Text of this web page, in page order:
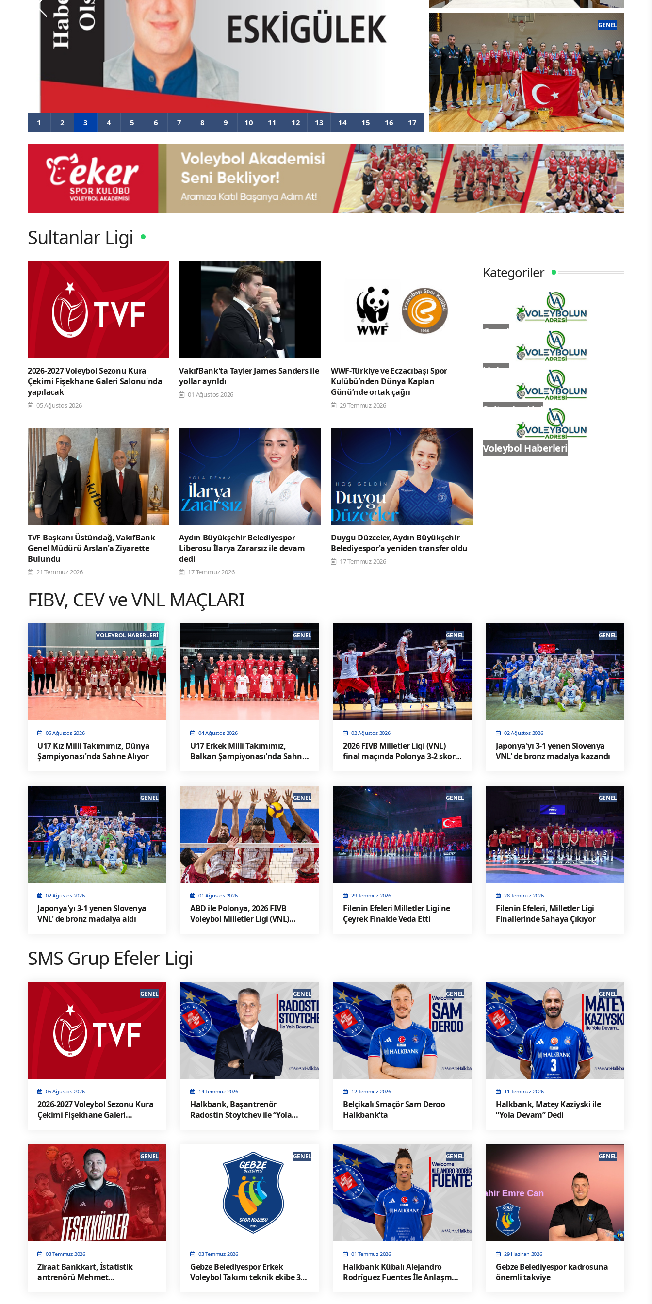
1923’ün Cesareti, 2026’nın Şampiyonluğu U17 Erkek Milli Takımımız, Balkan
VolleyABLE Projesi Ortakları Fermo'da
Bir Araya Geldi
Balkan Şampiyonu!
GENEL
Sultanlar Ligi
2026-2027 Voleybol Sezonu Kura
Çekimi Fişekhane Galeri Salonu'nda
yapılacak
05 Ağustos 2026
VakıfBank'ta Tayler James Sanders ile
yollar ayrıldı
01 Ağustos 2026
WWF-Türkiye ve Eczacıbaşı Spor
Kulübü’nden Dünya Kaplan
Günü’nde ortak çağrı
29 Temmuz 2026
TVF Başkanı Üstündağ, VakıfBank
Genel Müdürü Arslan'a Ziyarette
Bulundu
21 Temmuz 2026
Aydın Büyükşehir Belediyespor
Liberosu İlarya Zararsız ile devam
dedi
17 Temmuz 2026
Duygu Düzceler, Aydın Büyükşehir
Belediyespor'a yeniden transfer oldu
17 Temmuz 2026
Kategoriler
Genel
Ligler
Sultanlar Ligi
Voleybol Haberleri
FIBV, CEV ve VNL MAÇLARI
05 Ağustos 2026
U17 Kız Milli Takımımız, Dünya
Şampiyonası'nda Sahne Alıyor
VOLEYBOL HABERLERI
04 Ağustos 2026
U17 Erkek Milli Takımımız,
Balkan Şampiyonası'nda Sahne
GENEL
02 Ağustos 2026
2026 FIVB Milletler Ligi (VNL)
final maçında Polonya 3-2 skorla
GENEL
02 Ağustos 2026
Japonya'yı 3-1 yenen Slovenya
VNL' de bronz madalya kazandı
GENEL
02 Ağustos 2026
Japonya'yı 3-1 yenen Slovenya
VNL' de bronz madalya aldı
GENEL
01 Ağustos 2026
ABD ile Polonya, 2026 FIVB
Voleybol Milletler Ligi (VNL)
GENEL
29 Temmuz 2026
Filenin Efeleri Milletler Ligi'ne
Çeyrek Finalde Veda Etti
GENEL
28 Temmuz 2026
Filenin Efeleri, Milletler Ligi
Finallerinde Sahaya Çıkıyor
GENEL
SMS Grup Efeler Ligi
05 Ağustos 2026
2026-2027 Voleybol Sezonu Kura
Çekimi Fişekhane Galeri
GENEL
14 Temmuz 2026
Halkbank, Başantrenör
Radostin Stoytchev ile “Yola
GENEL
12 Temmuz 2026
Belçikalı Smaçör Sam Deroo
Halkbank’ta
GENEL
11 Temmuz 2026
Halkbank, Matey Kaziyski ile
“Yola Devam” Dedi
GENEL
03 Temmuz 2026
Ziraat Bankkart, İstatistik
antrenörü Mehmet
GENEL
03 Temmuz 2026
Gebze Belediyespor Erkek
Voleybol Takımı teknik ekibe 3
GENEL
01 Temmuz 2026
Halkbank Kübalı Alejandro
Rodríguez Fuentes İle Anlaşma
GENEL
29 Haziran 2026
Gebze Belediyespor kadrosuna
önemli takviye
GENEL